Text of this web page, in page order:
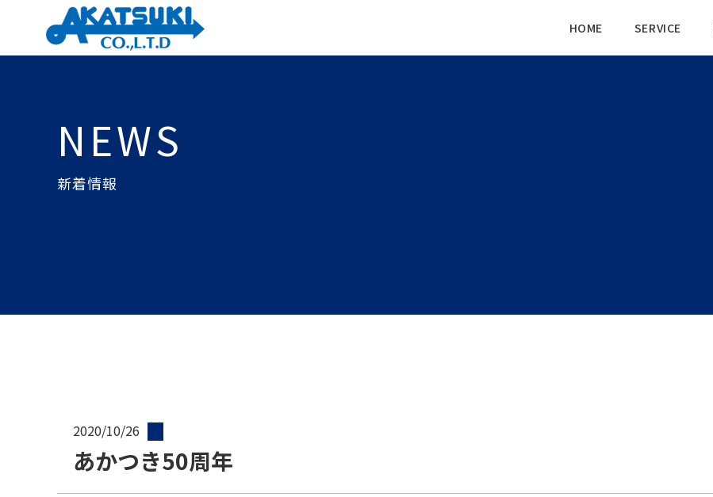
HOME SERVICE
NEWS
新着情報
2020/10/26
あかつき50周年